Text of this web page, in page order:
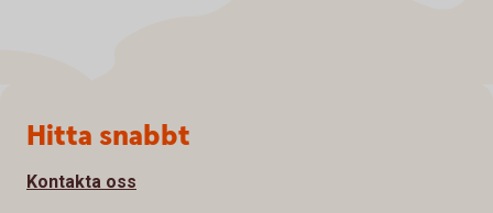
Sidfot
Hitta snabbt
Kontakta oss